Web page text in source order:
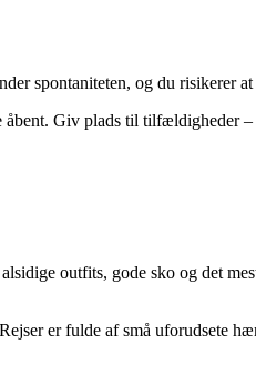
spontaniteten, og du risikerer
Giv plads til tilfældigheder
outfits, gode sko og det
er fulde af små uforudsete